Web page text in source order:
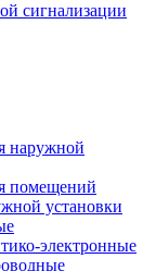
сигнализации
наружной
помещений
установки
электронные